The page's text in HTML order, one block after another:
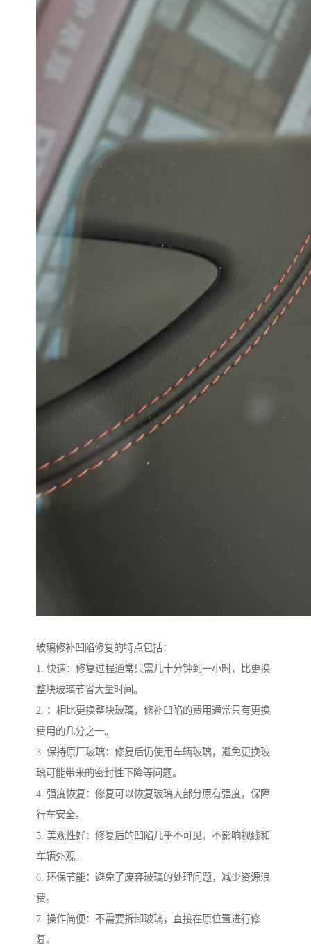
玻璃修补凹陷修复的特点包括：
1. 快速：修复过程通常只需几十分钟到一小时，比更换
整块玻璃节省大量时间。
2. ：相比更换整块玻璃，修补凹陷的费用通常只有更换
费用的几分之一。
3. 保持原厂玻璃：修复后仍使用车辆玻璃，避免更换玻
璃可能带来的密封性下降等问题。
4. 强度恢复：修复可以恢复玻璃大部分原有强度，保障
行车安全。
5. 美观性好：修复后的凹陷几乎不可见，不影响视线和
车辆外观。
6. 环保节能：避免了废弃玻璃的处理问题，减少资源浪
费。
7. 操作简便：不需要拆卸玻璃，直接在原位置进行修
复。